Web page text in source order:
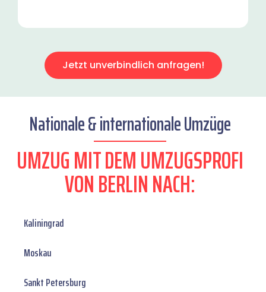
Jetzt unverbindlich anfragen!
Nationale & internationale Umzüge
UMZUG MIT DEM UMZUGSPROFI
VON BERLIN NACH:
Kaliningrad
Moskau
Sankt Petersburg